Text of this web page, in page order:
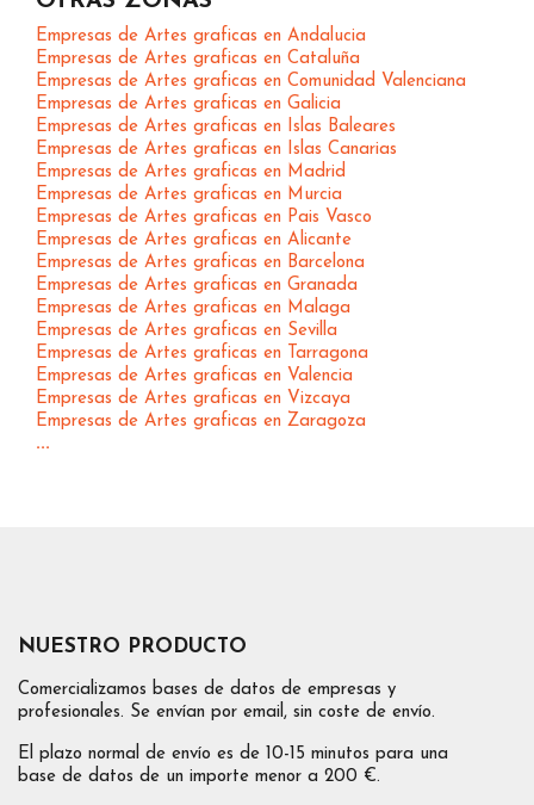
Empresas de Artes graficas en Andalucia
Empresas de Artes graficas en Cataluña
Empresas de Artes graficas en Comunidad Valenciana
Empresas de Artes graficas en Galicia
Empresas de Artes graficas en Islas Baleares
Empresas de Artes graficas en Islas Canarias
Empresas de Artes graficas en Madrid
Empresas de Artes graficas en Murcia
Empresas de Artes graficas en Pais Vasco
Empresas de Artes graficas en Alicante
Empresas de Artes graficas en Barcelona
Empresas de Artes graficas en Granada
Empresas de Artes graficas en Malaga
Empresas de Artes graficas en Sevilla
Empresas de Artes graficas en Tarragona
Empresas de Artes graficas en Valencia
Empresas de Artes graficas en Vizcaya
Empresas de Artes graficas en Zaragoza
...
NUESTRO PRODUCTO
Comercializamos bases de datos de empresas y
profesionales. Se envían por email, sin coste de envío.
El plazo normal de envío es de 10-15 minutos para una
base de datos de un importe menor a 200 €.